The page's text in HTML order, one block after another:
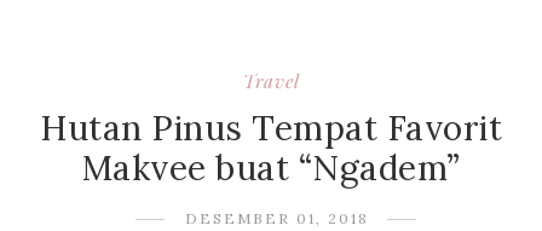
Travel
Hutan Pinus Tempat Favorit
Makvee buat “Ngadem”
DESEMBER 01, 2018